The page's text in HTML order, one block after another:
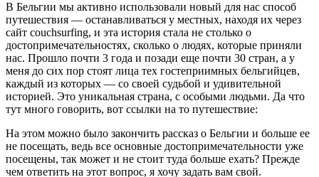
В Бельгии мы активно использовали новый для нас способ
путешествия — останавливаться у местных, находя их через
сайт couchsurfing, и эта история стала не столько о
достопримечательностях, сколько о людях, которые приняли
нас. Прошло почти 3 года и позади еще почти 30 стран, а у
меня до сих пор стоят лица тех гостеприимных бельгийцев,
каждый из которых — со своей судьбой и удивительной
историей. Это уникальная страна, с особыми людьми. Да что
тут много говорить, вот ссылки на то путешествие:
На этом можно было закончить рассказ о Бельгии и больше ее
не посещать, ведь все основные достопримечательности уже
посещены, так может и не стоит туда больше ехать? Прежде
чем ответить на этот вопрос, я хочу задать вам свой.